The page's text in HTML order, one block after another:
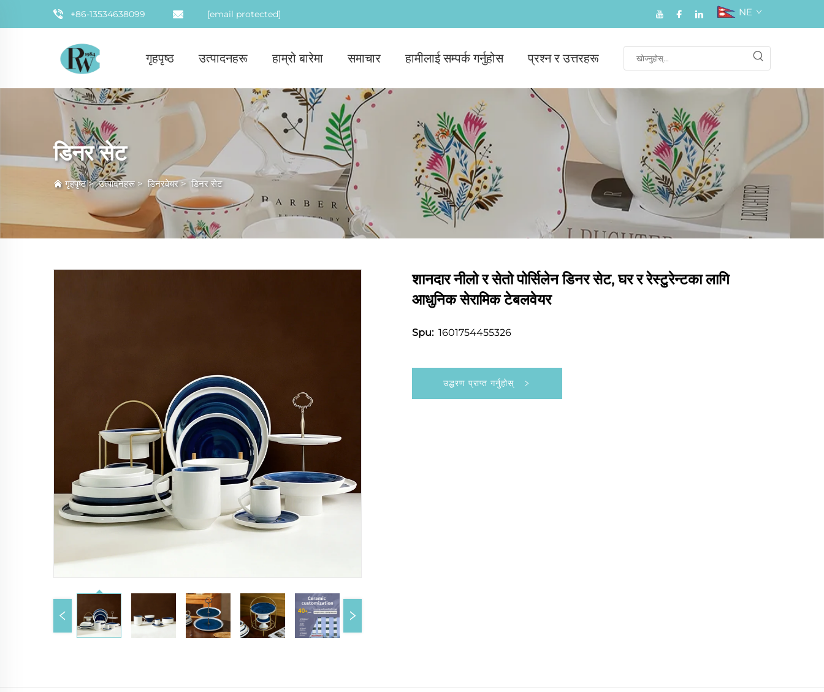
+86-13534638099 [email protected] NE
गृहपृष्ठ उत्पादनहरू हाम्रो बारेमा समाचार हामीलाई सम्पर्क गर्नुहोस प्रश्न र उत्तरहरू
डिनर सेट
गृहपृष्ठ>उत्पादनहरू> डिनरवेयर> डिनर सेट
शानदार नीलो र सेतो पोर्सिलेन डिनर सेट, घर र रेस्टुरेन्टका लागि
आधुनिक सेरामिक टेबलवेयर
Spu: 1601754455326
उद्धरण प्राप्त गर्नुहोस्